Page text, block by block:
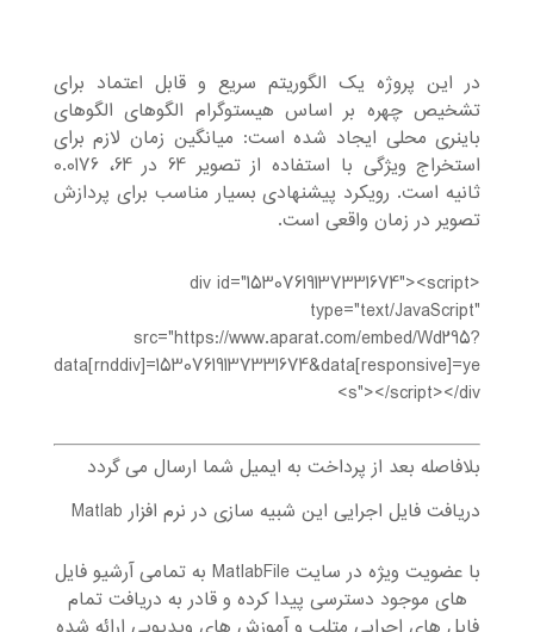
در این پروژه یک الگوریتم سریع و قابل اعتماد برای
تشخیص چهره بر اساس هیستوگرام الگوهای الگوهای
باینری محلی ایجاد شده است: میانگین زمان لازم برای
استخراج ویژگی با استفاده از تصویر 64 در 64، 0.0176
ثانیه است. رویکرد پیشنهادی بسیار مناسب برای پردازش
تصویر در زمان واقعی است.
<div id="15307619137331674"><script
type="text/JavaScript"
src="https://www.aparat.com/embed/Wd295?
data[rnddiv]=15307619137331674&data[responsive]=ye
s"></script></div>
بلافاصله بعد از پرداخت به ایمیل شما ارسال می گردد
دریافت فایل اجرایی این شبیه سازی در نرم افزار Matlab
با عضویت ویژه در سایت MatlabFile به تمامی آرشیو فایل
های موجود دسترسی پیدا کرده و قادر به دریافت تمام